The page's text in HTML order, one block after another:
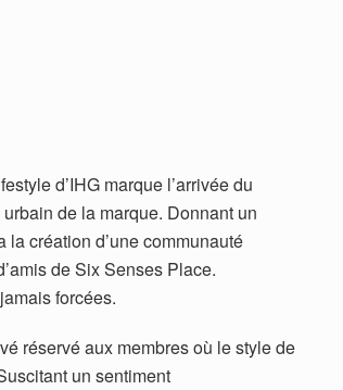
d’IHG marque l’arrivée du
de la marque. Donnant un
création d’une communauté
de Six Senses Place.
forcées.
réservé aux membres où le style de
un sentiment